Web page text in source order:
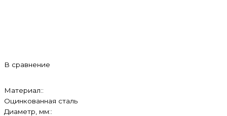
В сравнение
Материал::
Оцинкованная сталь
Диаметр, мм::